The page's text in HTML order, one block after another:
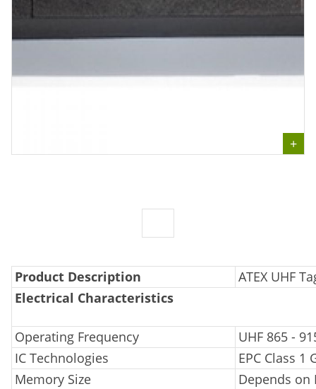
Product Description
ATEX UHF
Electrical Characteristics
Operating Frequency
UHF 865 -
IC Technologies
EPC Class 1
Memory Size
Depends on